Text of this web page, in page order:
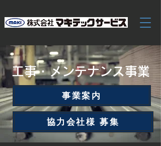
​工事・メンテナンス事業
事業案内
協力会社様 募集